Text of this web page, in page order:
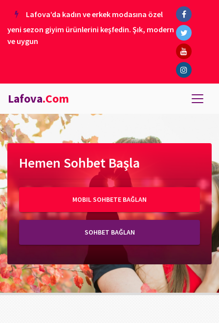
Lafova’da kadın ve erkek modasına özel
yeni sezon giyim ürünlerini keşfedin. Şık, modern
ve uygun
Lafova.Com
Hemen Sohbet Başla
MOBIL SOHBETE BAĞLAN
SOHBET BAĞLAN